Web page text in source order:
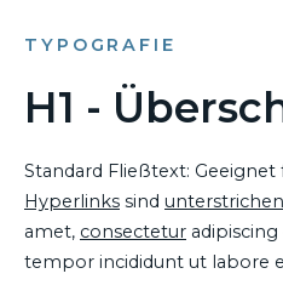
TYPOGRAFIE
H1 -
Standard Fließtext:
Hyperlinks sind unterstrichen
amet, consectetur
tempor incididunt ut labore